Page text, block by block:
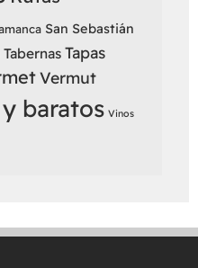
San Sebastián
Tabernas Tapas
Vermut
baratos Vinos